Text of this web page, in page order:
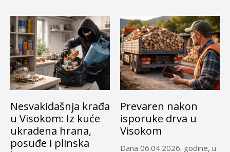
Nesvakidašnja krađa
u Visokom: Iz kuće
ukradena hrana,
posuđe i plinska
Prevaren nakon
isporuke drva u
Visokom
Dana 06.04.2026. godine, u